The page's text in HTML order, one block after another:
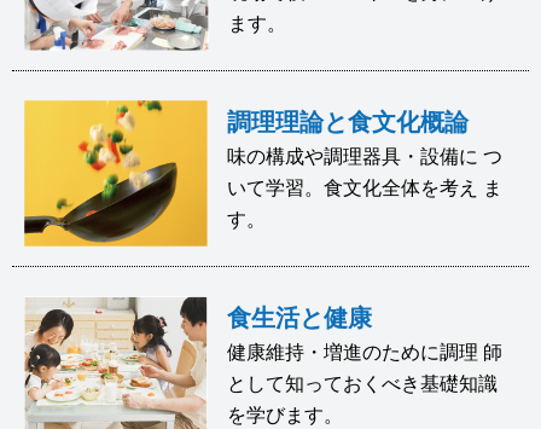
ます。
調理理論と食文化概論
味の構成や調理器具・設備に つ
いて学習。食文化全体を考え ま
す。
食生活と健康
健康維持・増進のために調理 師
として知っておくべき基礎知識
を学びます。